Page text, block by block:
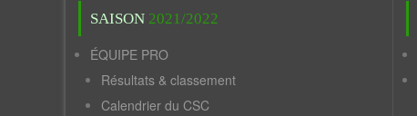
SAISON 2021/2022
ÉQUIPE PRO
Résultats & classement
Calendrier du CSC